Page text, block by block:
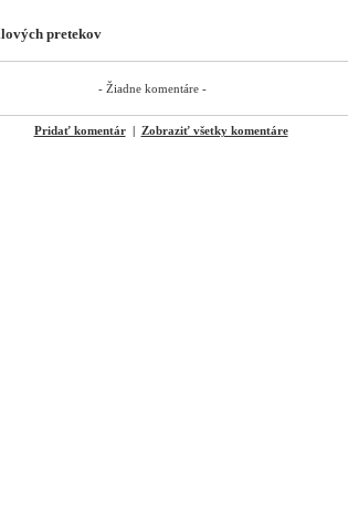
pretekov
- Žiadne komentáre -
Pridať komentár| Zobraziť všetky komentáre